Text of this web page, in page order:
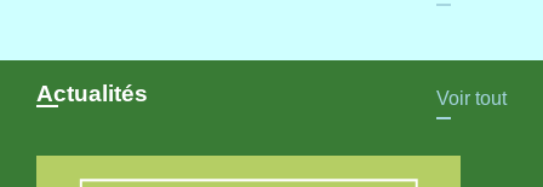
Actualités Voir tout